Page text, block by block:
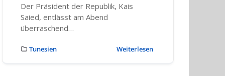
Der Präsident der Republik, Kais
Saied, entlässt am Abend
überraschend…
Tunesien Weiterlesen